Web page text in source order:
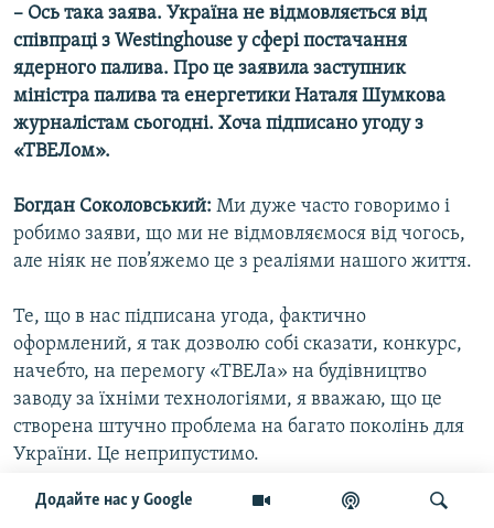
Додайте нас у Google
– Ось така заява. Україна не відмовляється від
співпраці з Westinghouse у сфері постачання
ядерного палива. Про це заявила заступник
міністра палива та енергетики Наталя Шумкова
журналістам сьогодні. Хоча підписано угоду з
«ТВЕЛом».
Богдан Соколовський: Ми дуже часто говоримо і
робимо заяви, що ми не відмовляємося від чогось,
але ніяк не пов’яжемо це з реаліями нашого життя.
Те, що в нас підписана угода, фактично
оформлений, я так дозволю собі сказати, конкурс,
начебто, на перемогу «ТВЕЛа» на будівництво
заводу за їхніми технологіями, я вважаю, що це
створена штучно проблема на багато поколінь для
України. Це неприпустимо.
Ніхто не відкидає Москву як партнера, з одного